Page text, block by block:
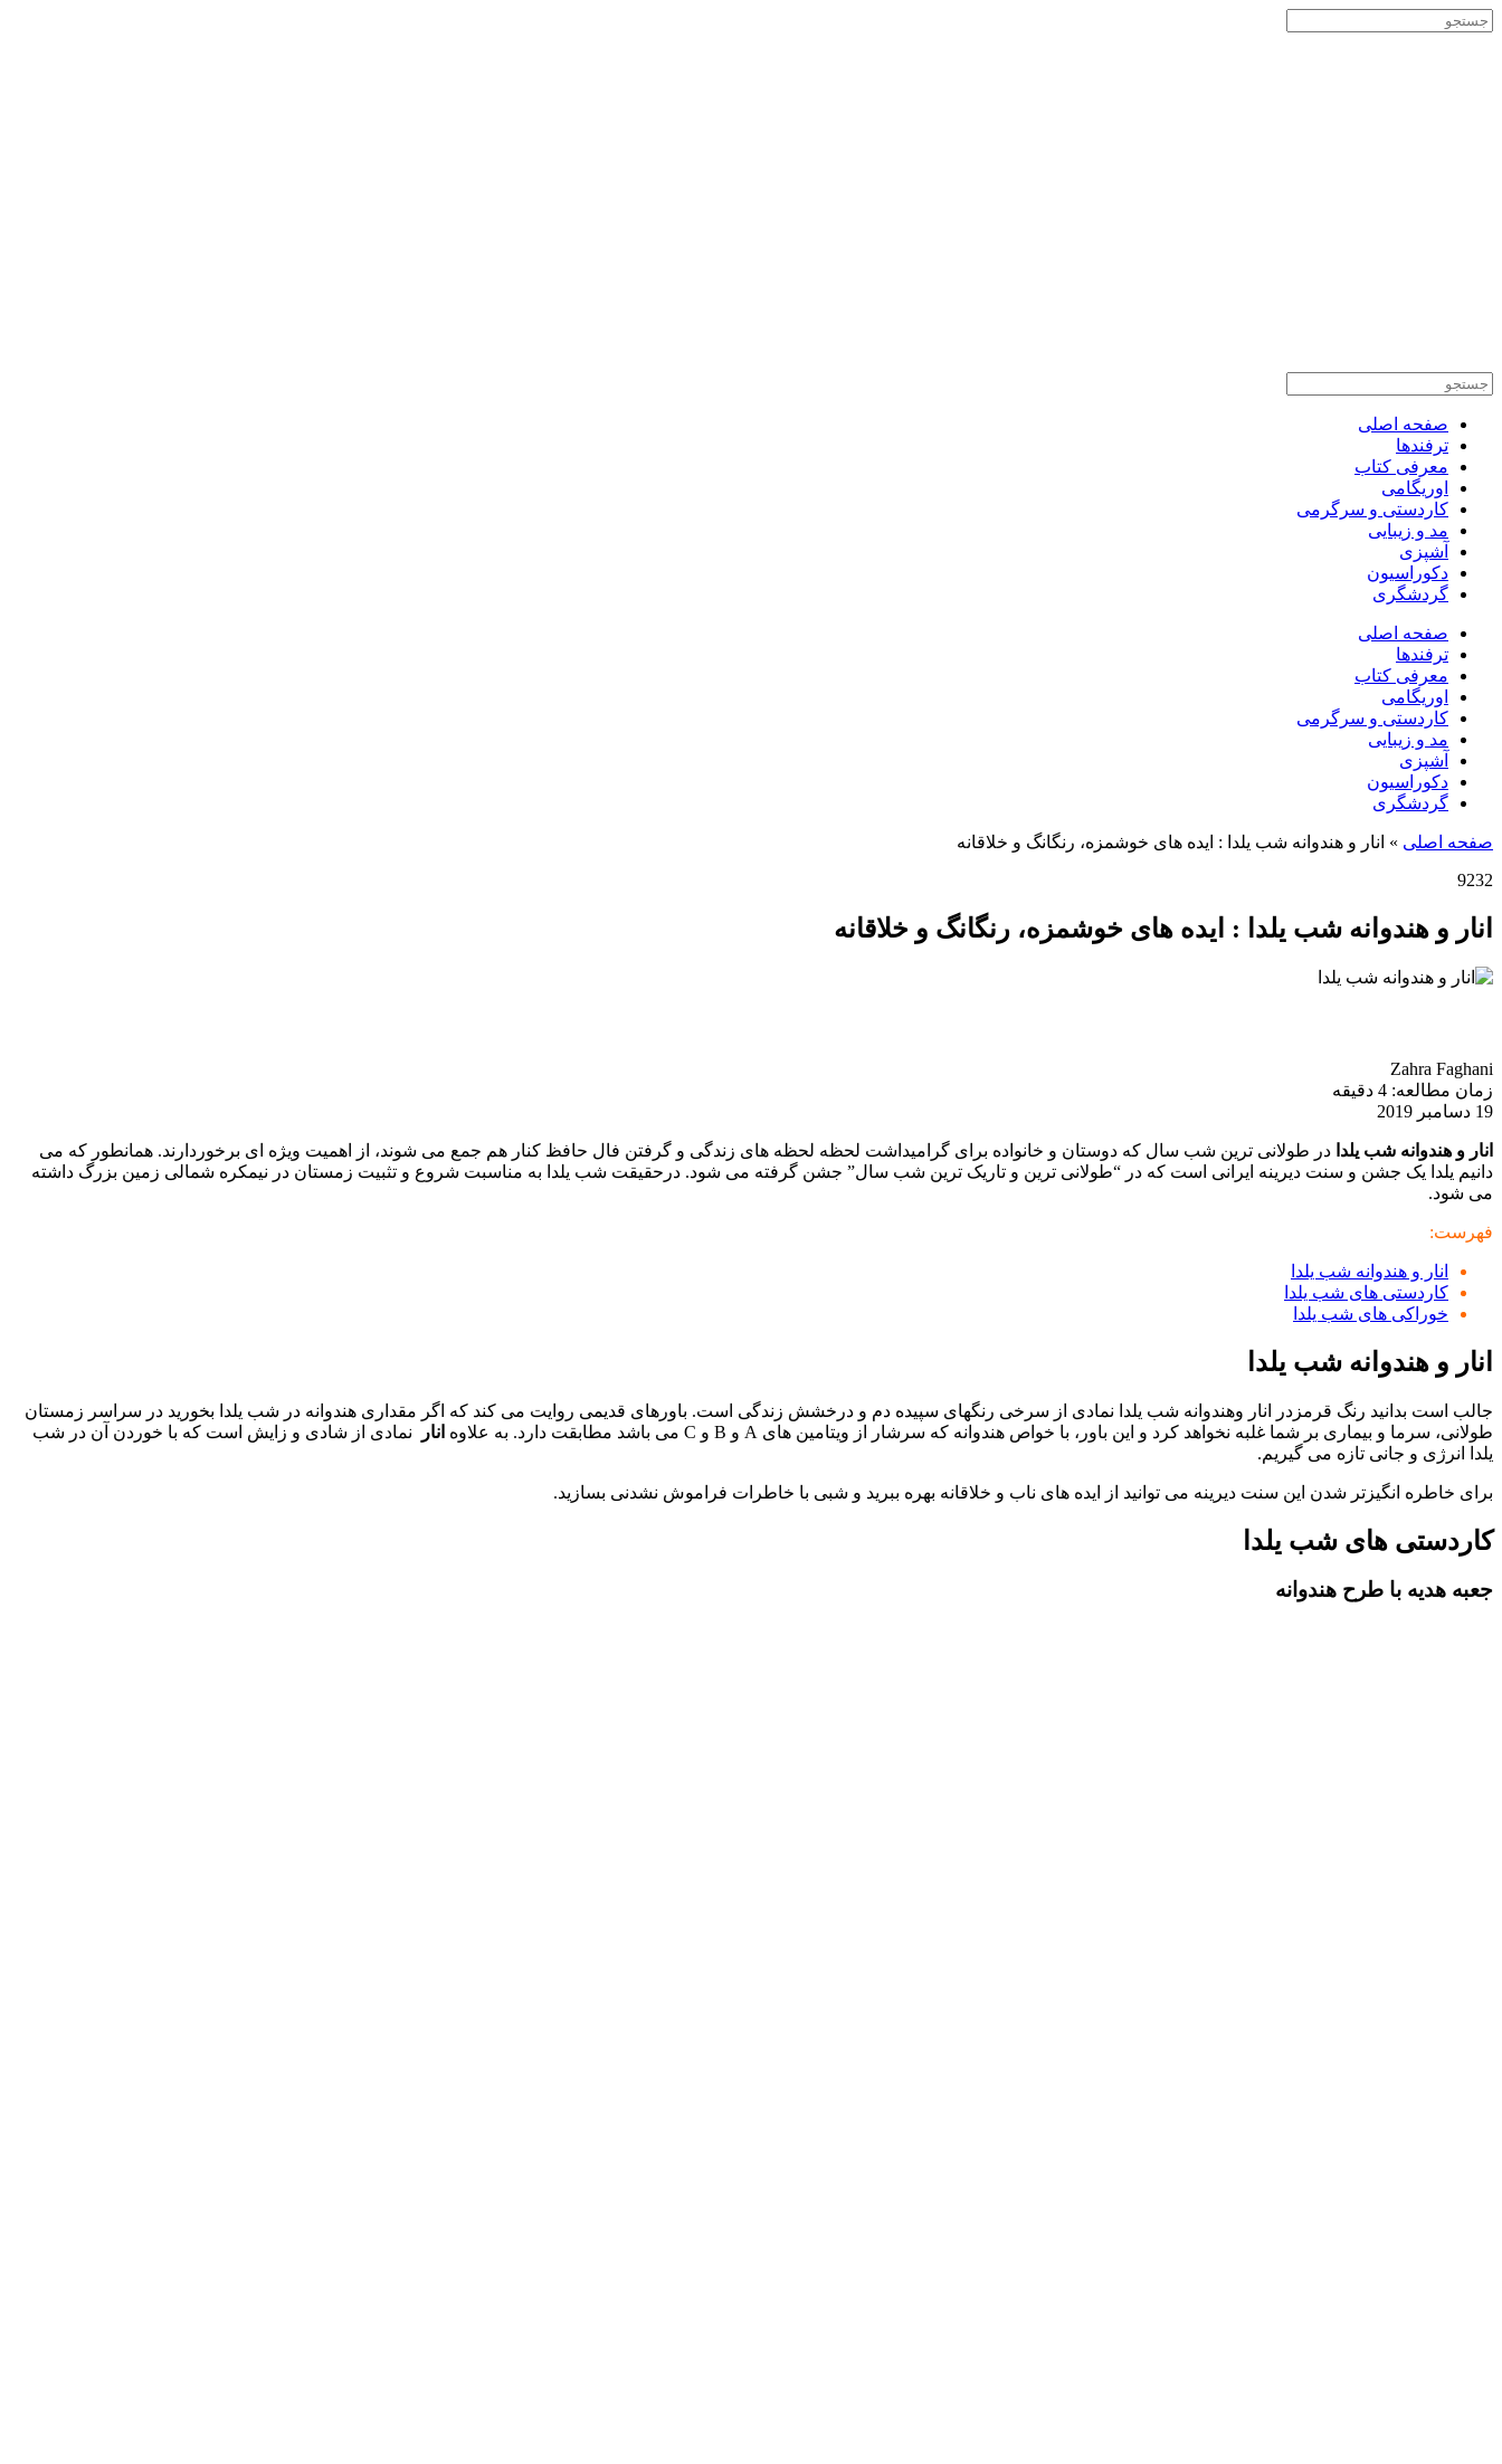
صفحه اصلی
ترفندها
معرفی کتاب
اوریگامی
کاردستی و سرگرمی
مد و زیبایی
آشپزی
دکوراسیون
گردشگری
صفحه اصلی
ترفندها
معرفی کتاب
اوریگامی
کاردستی و سرگرمی
مد و زیبایی
آشپزی
دکوراسیون
گردشگری
صفحه اصلی » انار و هندوانه شب یلدا : ایده های خوشمزه، رنگانگ و خلاقانه
9232
انار و هندوانه شب یلدا : ایده های خوشمزه، رنگانگ و خلاقانه
Zahra Faghani
زمان مطالعه: 4 دقیقه
19 دسامبر 2019
انار و هندوانه شب یلدا در طولانی ترین شب سال که دوستان و خانواده برای گرامیداشت لحظه لحظه های زندگی و گرفتن فال حافظ کنار هم جمع می شوند، از اهمیت ویژه ای برخوردارند. همانطور که می
دانیم یلدا یک جشن و سنت دیرینه ایرانی است که در “طولانی ترین و تاریک ترین شب سال” جشن گرفته می شود. درحقیقت شب یلدا به مناسبت شروع و تثبیت زمستان در نیمکره شمالی زمین بزرگ داشته
می شود.
فهرست:
انار و هندوانه شب یلدا
کاردستی های شب یلدا
خوراکی های شب یلدا
انار و هندوانه شب یلدا
جالب است بدانید رنگ قرمزدر انار وهندوانه شب یلدا نمادی از سرخی رنگهای سپیده دم و درخشش زندگی است. باورهای قدیمی روایت می کند که اگر مقداری هندوانه در شب یلدا بخورید در سراسر زمستان
طولانی، سرما و بیماری بر شما غلبه نخواهد کرد و این باور، با خواص هندوانه که سرشار از ویتامین های A و B و C می باشد مطابقت دارد. به علاوه
انار
نمادی از شادی و زایش است که با خوردن آن در شب
یلدا انرژی و جانی تازه می گیریم.
برای خاطره انگیزتر شدن این سنت دیرینه می توانید از ایده های ناب و خلاقانه بهره ببرید و شبی با خاطرات فراموش نشدنی بسازید.
کاردستی های شب یلدا
جعبه هدیه با طرح هندوانه